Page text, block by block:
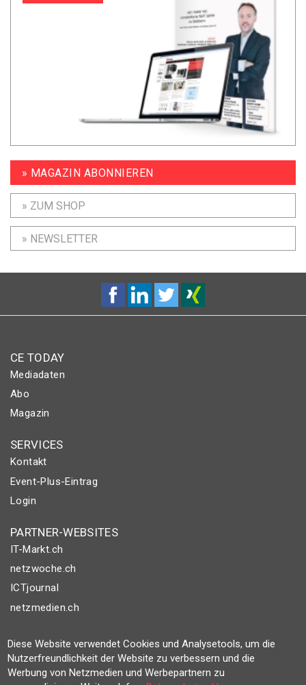
» MAGAZIN ABONNIEREN
» ZUM SHOP
» NEWSLETTER
CE TODAY
Mediadaten
Abo
Magazin
SERVICES
Kontakt
Event-Plus-Eintrag
Login
PARTNER-WEBSITES
IT-Markt.ch
netzwoche.ch
ICTjournal
netzmedien.ch
© NETZMEDIEN AG 2026
Impressum
AGB
Diese Website verwendet Cookies und Analysetools, um die
Nutzerfreundlichkeit der Website zu verbessern und die
Werbung von Netzmedien und Werbepartnern zu